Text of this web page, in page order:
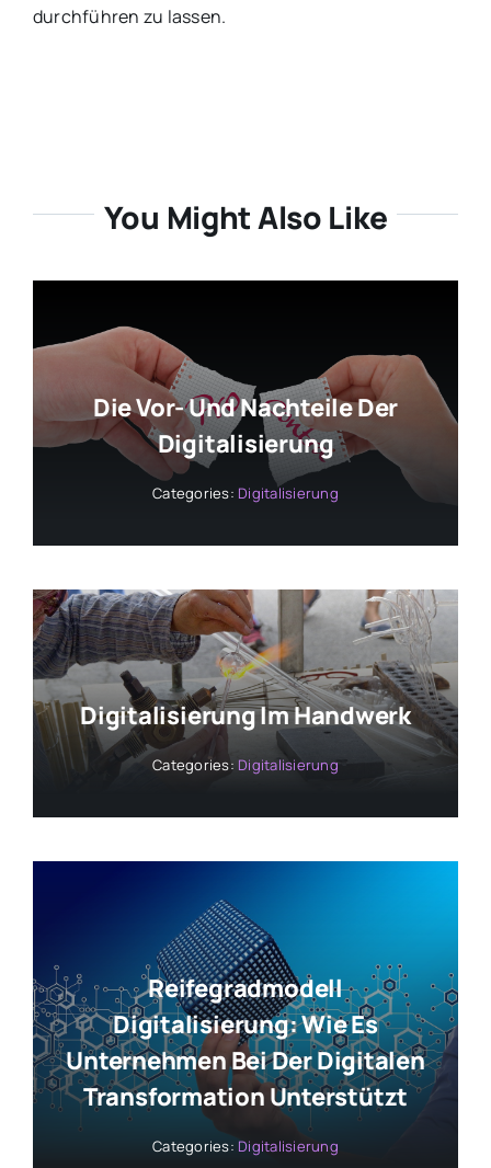
durchführen zu lassen.
You Might Also Like
Die Vor- Und Nachteile Der
Digitalisierung
Categories: Digitalisierung
Digitalisierung Im Handwerk
Categories: Digitalisierung
Reifegradmodell
Digitalisierung: Wie Es
Unternehmen Bei Der Digitalen
Transformation Unterstützt
Categories: Digitalisierung